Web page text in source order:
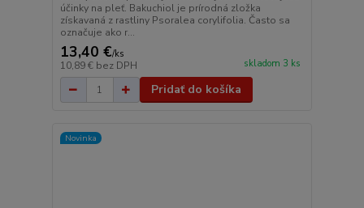
účinky na pleť. Bakuchiol je prírodná zložka
získavaná z rastliny Psoralea corylifolia. Často sa
označuje ako r...
13,40 €/ks
10,89 € bez DPH skladom 3 ks
Pridať do košíka
Novinka